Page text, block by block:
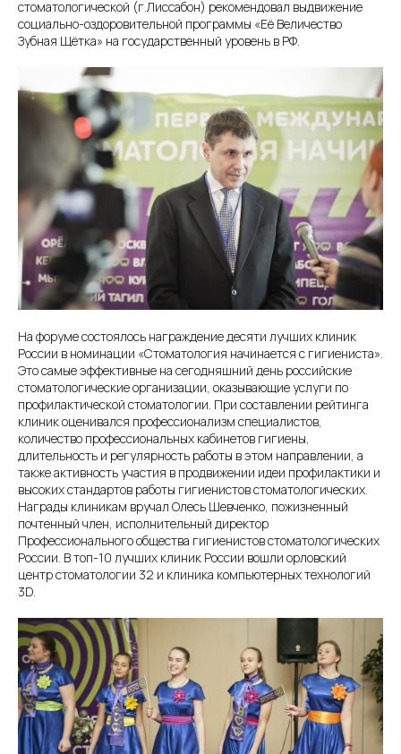
стоматологической (г.Лиссабон) рекомендовал выдвижение
социально-оздоровительной программы «Её Величество
Зубная Щётка» на государственный уровень в РФ.
На форуме состоялось награждение десяти лучших клиник
России в номинации «Стоматология начинается с гигиениста».
Это самые эффективные на сегодняшний день российские
стоматологические организации, оказывающие услуги по
профилактической стоматологии. При составлении рейтинга
клиник оценивался профессионализм специалистов,
количество профессиональных кабинетов гигиены,
длительность и регулярность работы в этом направлении, а
также активность участия в продвижении идеи профилактики и
высоких стандартов работы гигиенистов стоматологических.
Награды клиникам вручал Олесь Шевченко, пожизненный
почтенный член, исполнительный директор
Профессионального общества гигиенистов стоматологических
России. В топ-10 лучших клиник России вошли орловский
центр стоматологии 32 и клиника компьютерных технологий
3D.